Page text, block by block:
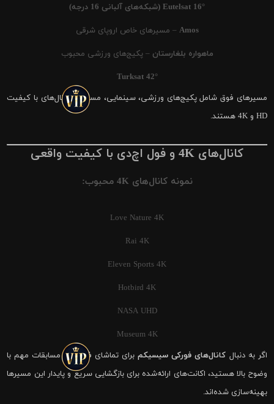
Eutelsat 16° (شبکه‌های آلبانی 16 درجه)
Amos – مسیرهای خاص اروپای شرقی
ماهواره بلغارستان – پکیج‌های ورزشی محبوب
Turksat 42°
مسیرهای فوق شامل پکیج‌های ورزشی، سینمایی، مستند و کانال‌های با کیفیت
HD و 4K هستند.
کانال‌های 4K و فول اچ‌دی با کیفیت واقعی
نمونه کانال‌های 4K محبوب:
Love Nature 4K
Rai 4K
Eleven Sports 4K
Hotbird 4K
NASA UHD
Museum 4K
اگر به دنبال کانال‌های فورکی سیسیکمبرای تماشای فوتبال و مسابقات مهم با
وضوح بالا هستید، اکانت‌های ارائه‌شده برای بازگشایی سریع و پایدار این مسیرها
بهینه‌سازی شده‌اند.